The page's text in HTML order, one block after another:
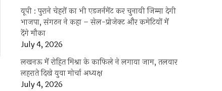
यूपी : पुराने चेहरों का भी एडजर्नमेंट कर चुनावी जिम्मा देगी
भाजपा, संगठन ने कहा – सेल-प्रोजेक्ट और कमेटियों में
देंगे मौका
July 4, 2026
लखनऊ में रोहित मिश्रा के काफिले ने लगाया जाम, तलवार
लहराते दिखे युवा मोर्चा अध्यक्ष
July 4, 2026